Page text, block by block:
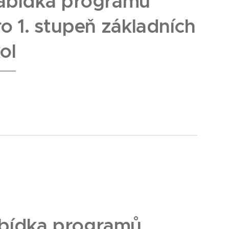
1. stupeň základních